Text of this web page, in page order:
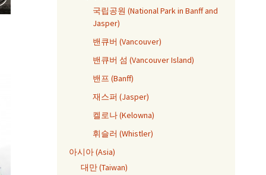
국립공원 (National Park in Banff and
Jasper)
밴큐버 (Vancouver)
밴큐버 섬 (Vancouver Island)
밴프 (Banff)
재스퍼 (Jasper)
켈로나 (Kelowna)
휘슬러 (Whistler)
아시아 (Asia)
대만 (Taiwan)